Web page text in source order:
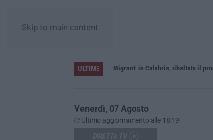
Skip to main content
ULTIME Migranti in Calabria, ribaltato il
Venerdì, 07 Agosto
Ultimo aggiornamento alle 18:19